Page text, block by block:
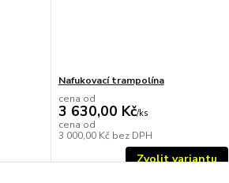
Nafukovací trampolína
cena od
3 630,00 Kč/ks
cena od
3 000,00 Kč bez DPH
Zvolit variantu